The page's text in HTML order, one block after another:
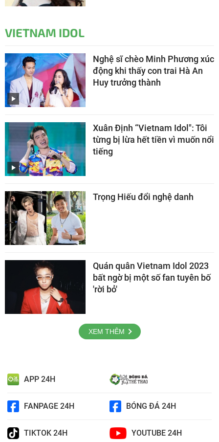
VIETNAM IDOL
Nghệ sĩ chèo Minh Phương xúc
động khi thấy con trai Hà An
Huy trưởng thành
Xuân Định “Vietnam Idol": Tôi
từng bị lừa hết tiền vì muốn nổi
tiếng
Trọng Hiếu đổi nghệ danh
Quán quân Vietnam Idol 2023
bất ngờ bị một số fan tuyên bố
'rời bỏ'
XEM THÊM
APP 24H
FANPAGE 24H BÓNG ĐÁ 24H
TIKTOK 24H YOUTUBE 24H